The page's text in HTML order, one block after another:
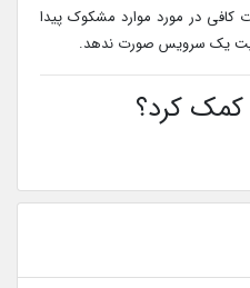
کافی در مورد موارد مشکوک پیدا
یک سرویس صورت ندهد.
کمک کرد؟